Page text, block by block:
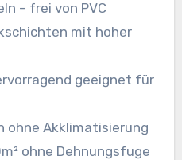
– frei von PVC
mit hoher
geeignet für
Akklimatisierung
ohne Dehnungsfuge